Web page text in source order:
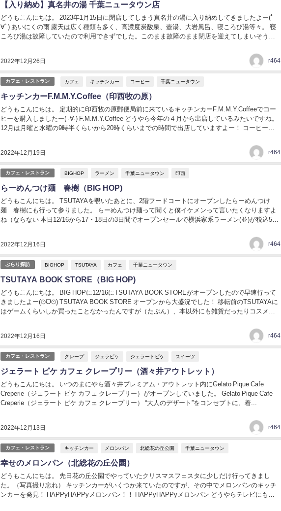
【入り納め】真名井の湯 千葉ニュータウン店
2022年12月26日
どうもこんにちは。 2023年1月15日に閉店してしまう真名井の湯に入り納めしてきましたよー(ﾟ
∀ﾟ) あいにくの雨 露天は広く種類も多く、高濃度炭酸泉、壺湯、大岩風呂、寝ころび湯等々。 寝
ころび湯は故障していたので利用できずでした。このまま故障のまま閉店を迎えてしまいそう
r464
カフェ・レストラン カフェ キッチンカー コーヒー 千葉ニュータウン
キッチンカーF.M.M.Y.Coffee（印西牧の原）
2022年12月19日
どうもこんにちは。 定期的に印西牧の原郵便局前に来ているキッチンカーF.M.M.Y.Coffeeでコー
ヒーを購入しましたー( ·∀·) F.M.M.Y.Coffee どうやら今年の４月から出店しているみたいですね。
12月は月曜と水曜の9時半くらいから20時くらいまでの時間で出店していますよー！ コーヒー以
r464
カフェ・レストラン BIGHOP ラーメン 千葉ニュータウン 印西
らーめんつけ麺 春樹（BIG HOP)
2022年12月16日
どうもこんにちは。 TSUTAYAを覗いたあとに、2階フードコートにオープンしたらーめんつけ
麺 春樹にも行って参りました。 らーめんつけ麺って聞くと僕イケメンって言いたくなりますよ
ね（ならない 本日12/16から17・18日の3日間でオープンセールで横浜家系ラーメン(並)が税込500
r464
ぶらり探訪 BIGHOP TSUTAYA カフェ 千葉ニュータウン
TSUTAYA BOOK STORE（BIG HOP)
2022年12月16日
どうもこんにちは。 BIG HOPに12/16にTSUTAYA BOOK STOREがオープンしたので早速行って
きましたよー(⊙ᗜ⊙) TSUTAYA BOOK STORE オープンから大盛況でした！ 移転前のTSUTAYAに
はゲームくらいしか買ったことなかったんですが（たぶん）、本以外にも雑貨だったりコスメだ
r464
カフェ・レストラン クレープ ジェラピケ ジェラートピケ スイーツ
ジェラート ピケ カフェ クレープリー（酒々井アウトレット）
2022年12月13日
どうもこんにちは。 いつのまにやら酒々井プレミアム・アウトレット内にGelato Pique Cafe
Creperie（ジェラート ピケ カフェ クレープリー）がオープンしていました。 Gelato Pique Cafe
Creperie（ジェラート ピケ カフェ クレープリー） “大人のデザート”をコンセプトに、着...
r464
カフェ・レストラン キッチンカー メロンパン 北総花の丘公園 千葉ニュータウン
幸せのメロンパン（北総花の丘公園）
どうもこんにちは。 先日花の丘公園でやっていたクリスマスフェスタに少しだけ行ってきまし
た。（写真撮り忘れ） キッチンカーがいくつか来ていたのですが、その中でメロンパンのキッチ
ンカーを発見！ HAPPyHAPPyメロンパン！！ HAPPyHAPPyメロンパン どうやらテレビにも出